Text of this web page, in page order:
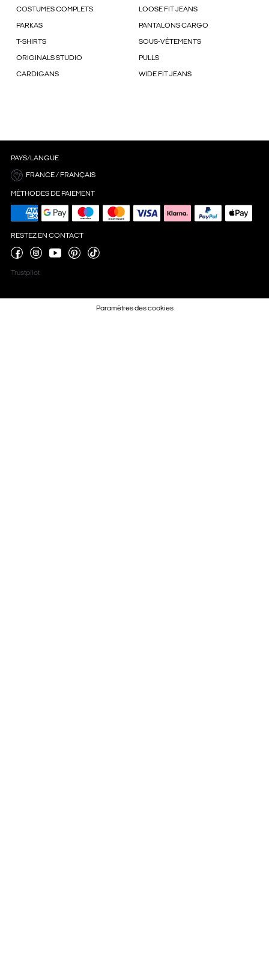
COSTUMES COMPLETS LOOSE FIT JEANS
PARKAS PANTALONS CARGO
T-SHIRTS SOUS-VÊTEMENTS
ORIGINALS STUDIO PULLS
CARDIGANS WIDE FIT JEANS
PAYS/LANGUE
FRANCE / FRANÇAIS
MÉTHODES DE PAIEMENT
RESTEZ EN CONTACT
Trustpilot
Paramètres des cookies